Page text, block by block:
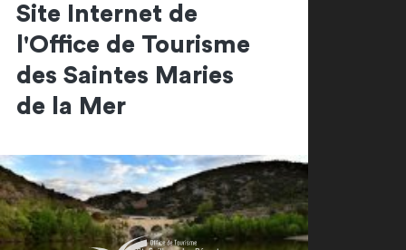
Site Internet de
l'Office de Tourisme
des Saintes Maries
de la Mer